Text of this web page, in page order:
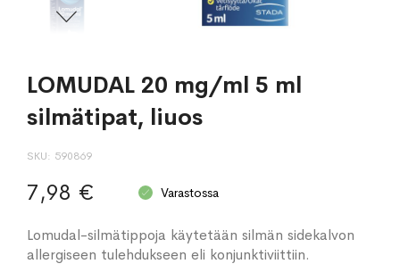
LOMUDAL 20 mg/ml 5 ml
silmätipat, liuos
SKU 590869
7,98 € Varastossa
Lomudal-silmätippoja käytetään silmän sidekalvon
allergiseen tulehdukseen eli konjunktiviittiin.